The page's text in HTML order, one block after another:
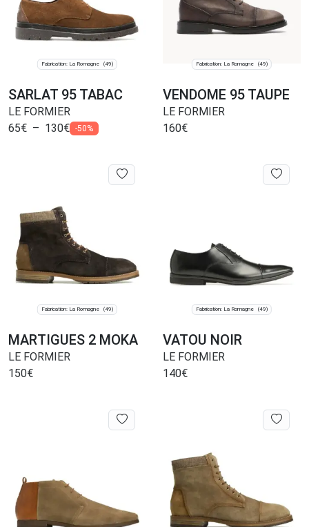
Fabrication: La Romagne (49)
SARLAT 95 TABAC
LE FORMIER
65€ – 130€ -50%
Fabrication: La Romagne (49)
VENDOME 95 TAUPE
LE FORMIER
160€
Fabrication: La Romagne (49)
MARTIGUES 2 MOKA
LE FORMIER
150€
Fabrication: La Romagne (49)
VATOU NOIR
LE FORMIER
140€